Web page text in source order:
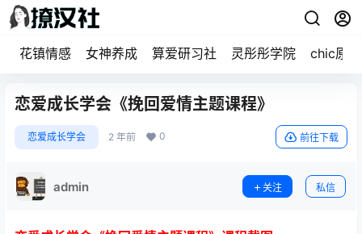
花镇情感 女神养成 算爱研习社 灵彤彤学院 chic原醉
恋爱成长学会《挽回爱情主题课程》
恋爱成长学会 2 年前 0 前往下载
admin 关注 私信